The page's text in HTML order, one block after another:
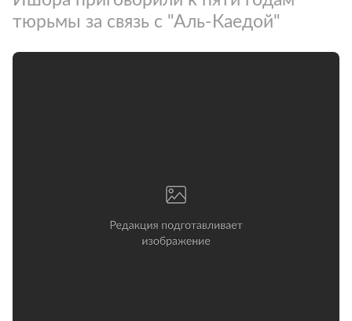
тюрьмы за связь с "Аль-Каедой"